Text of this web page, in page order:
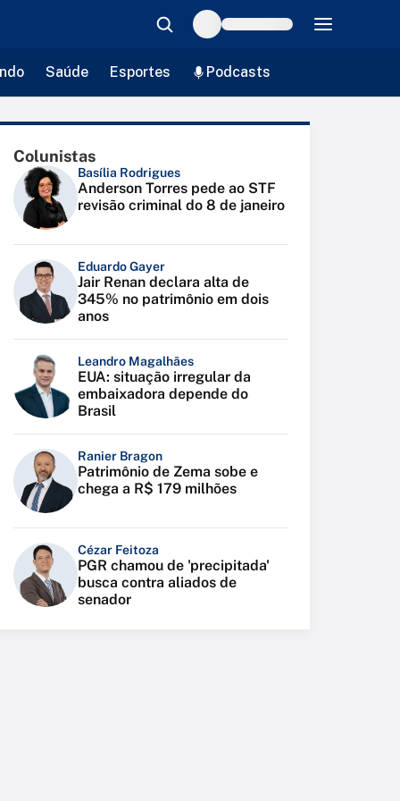
Saúde Esportes Podcasts
Colunistas
Basília Rodrigues
Anderson Torres pede ao STF
revisão criminal do 8 de janeiro
Eduardo Gayer
Jair Renan declara alta de
345% no patrimônio em dois
anos
Leandro Magalhães
EUA: situação irregular da
embaixadora depende do
Brasil
Ranier Bragon
Patrimônio de Zema sobe e
chega a R$ 179 milhões
Cézar Feitoza
PGR chamou de 'precipitada'
busca contra aliados de
senador